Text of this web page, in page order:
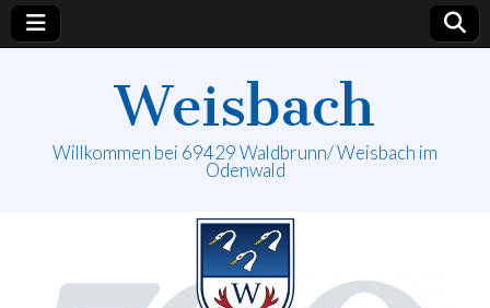
Weisbach
Willkommen bei 69429 Waldbrunn/ Weisbach im
Odenwald